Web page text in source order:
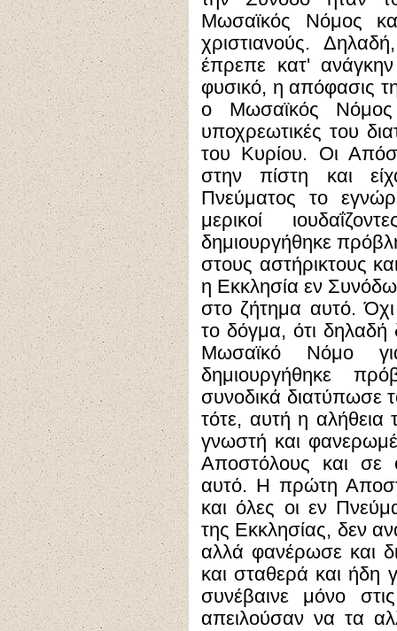
Μωσαϊκός Νόμος
χριστιανούς.
έπρεπε κατ'
φυσικό, η απόφασις
ο Μωσαϊκός
υποχρεωτικές του
του Κυρίου. Οι
στην πίστη και
Πνεύματος το
μερικοί
δημιουργήθηκε
στους αστήρικτους
η Εκκλησία εν
στο ζήτημα αυτό.
το δόγμα, ότι δηλαδή
Μωσαϊκό Νόμο
δημιουργήθηκε
συνοδικά διατύπωσε
τότε, αυτή η αλήθεια
γνωστή και
Αποστόλους και σε
αυτό. Η πρώτη
και όλες οι εν
της Εκκλησίας, δεν
αλλά φανέρωσε και
και σταθερά και ήδη
συνέβαινε μόνο
απειλούσαν να τα